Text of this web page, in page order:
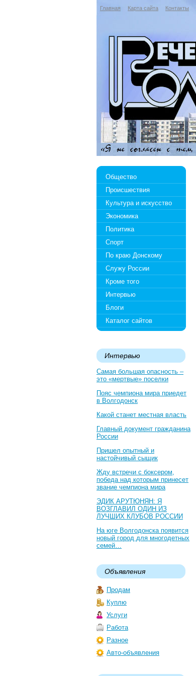
Главная Карта сайта Контакты
Общество
Происшествия
Культура и искусство
Экономика
Политика
Спорт
По краю Донскому
Служу России
Кроме того
Интервью
Блоги
Каталог сайтов
Интервью
Самая большая опасность –
это «мертвые» поселки
Пояс чемпиона мира приедет
в Волгодонск
Какой станет местная власть
Главный документ гражданина
России
Пришел опытный и
настойчивый сыщик
Жду встречи с боксером,
победа над которым принесет
звание чемпиона мира
ЭДИК АРУТЮНЯН: Я
ВОЗГЛАВИЛ ОДИН ИЗ
ЛУЧШИХ КЛУБОВ РОССИИ
На юге Волгодонска появится
новый город для многодетных
семей…
Объявления
Продам
Куплю
Услуги
Работа
Разное
Авто-объявления